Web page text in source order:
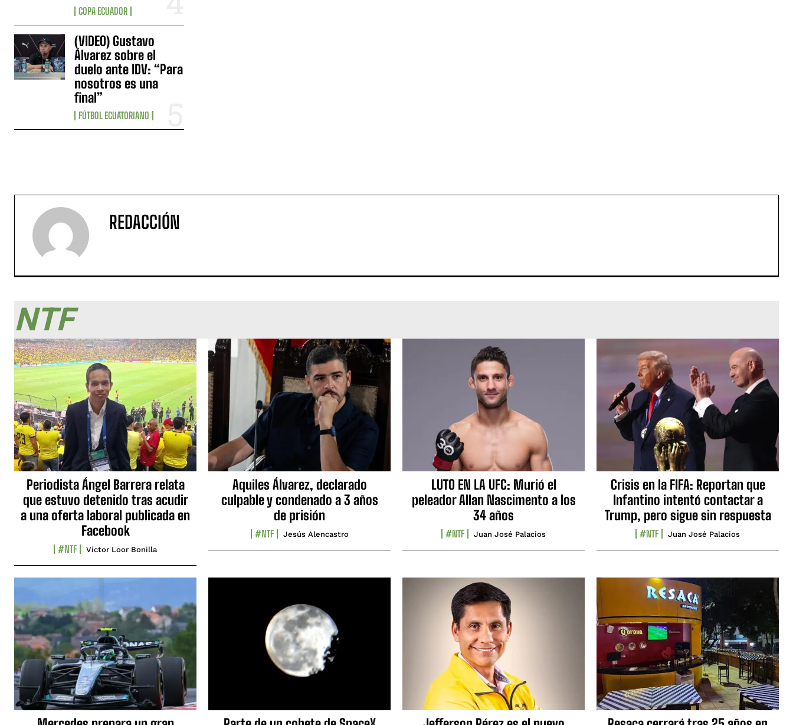
COPA ECUADOR
(VIDEO) Gustavo
Álvarez sobre el
duelo ante IDV: “Para
nosotros es una
final”
FÚTBOL ECUATORIANO
REDACCIÓN
NTF
Periodista Ángel Barrera relata
que estuvo detenido tras acudir
a una oferta laboral publicada en
Facebook
#NTF Víctor Loor Bonilla
Aquiles Álvarez, declarado
culpable y condenado a 3 años
de prisión
#NTF Jesús Alencastro
LUTO EN LA UFC: Murió el
peleador Allan Nascimento a los
34 años
#NTF Juan José Palacios
Crisis en la FIFA: Reportan que
Infantino intentó contactar a
Trump, pero sigue sin respuesta
#NTF Juan José Palacios